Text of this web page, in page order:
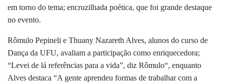
em torno do tema; encruzilhada poética, que foi grande destaque
no evento.
Rômulo Pepineli e Thuany Nazareth Alves, alunos do curso de
Dança da UFU, avaliam a participação como enriquecedora;
“Levei de lá referências para a vida”, diz Rômulo“, enquanto
Alves destaca “A gente aprendeu formas de trabalhar com a